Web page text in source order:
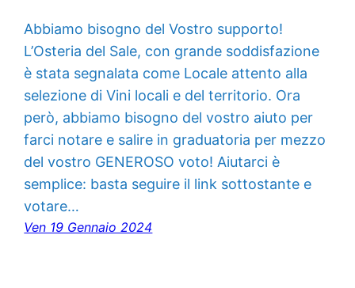
Abbiamo bisogno del Vostro supporto!
L’Osteria del Sale, con grande soddisfazione
è stata segnalata come Locale attento alla
selezione di Vini locali e del territorio. Ora
però, abbiamo bisogno del vostro aiuto per
farci notare e salire in graduatoria per mezzo
del vostro GENEROSO voto! Aiutarci è
semplice: basta seguire il link sottostante e
votare…
Ven 19 Gennaio 2024